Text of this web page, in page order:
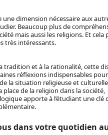
dimension nécessaire aux
Beaucoup plus de
mais aussi les religions. Et cela
très intéressants.
tradition et à la rationalité, cette
réflexions indispensables
la situation religieuse et
place de la religion dans la société,
apporte à l’étudiant une clé
dans votre quotidien